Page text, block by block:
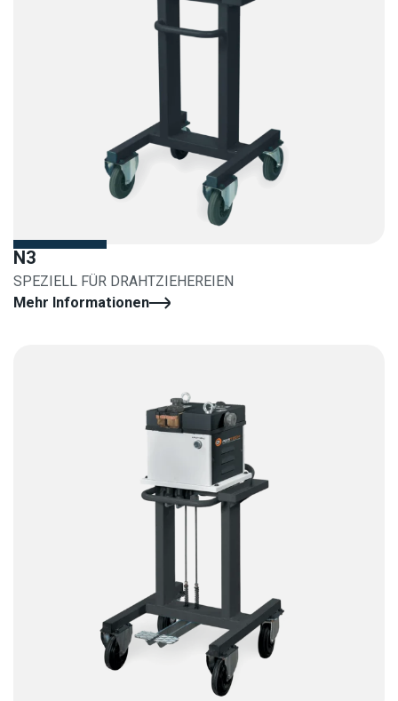
N3
SPEZIELL FÜR DRAHTZIEHEREIEN
Mehr Informationen